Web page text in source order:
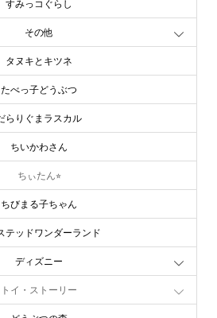
すみっコぐらし
その他
タヌキとキツネ
たべっ子どうぶつ
らりぐまラスカル
ちいかわさん
ちぃたん⭐︎
ちびまる子ちゃん
テッドワンダーランド
ディズニー
トイ・ストーリー